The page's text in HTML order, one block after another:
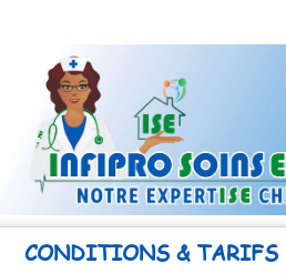
CONDITIONS & TARIFS